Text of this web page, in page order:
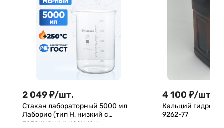
2 049₽/шт.
Стакан лабораторный 5000 мл
Лаборио (тип Н, низкий с
делениями и носиком,
4 100 ₽/шт.
Кальций
9262-77